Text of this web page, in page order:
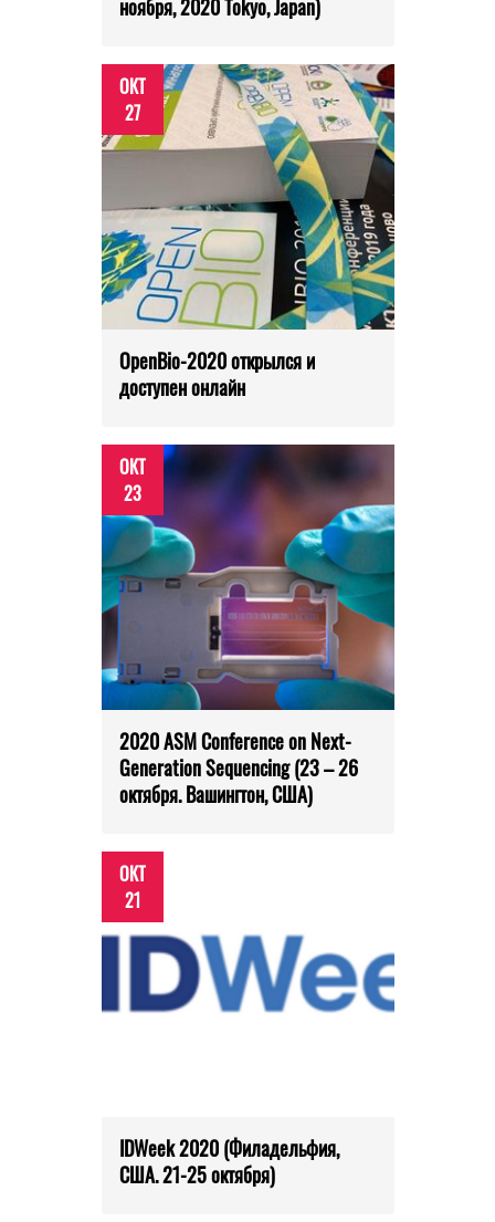
ноября, 2020 Tokyo, Japan)
ОКТ
27
OpenBio-2020 открылся и
доступен онлайн
ОКТ
23
2020 ASM Conference on Next-
Generation Sequencing (23 – 26
октября. Вашингтон, США)
ОКТ
21
IDWeek 2020 (Филадельфия,
США. 21-25 октября)